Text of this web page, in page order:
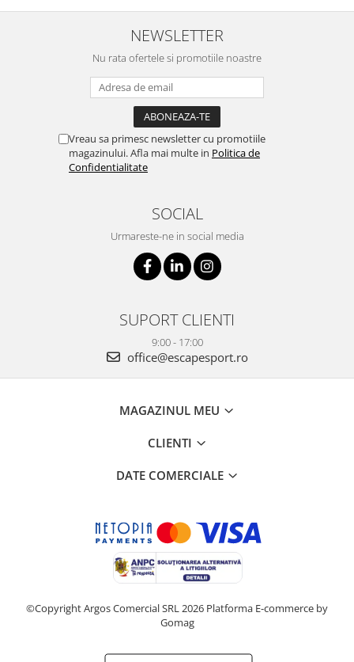
NEWSLETTER
Nu rata ofertele si promotiile noastre
Vreau sa primesc newsletter cu promotiile
magazinului. Afla mai multe in Politica de
Confidentialitate
SOCIAL
Urmareste-ne in social media
SUPORT CLIENTI
9:00 - 17:00
office@escapesport.ro
MAGAZINUL MEU
CLIENTI
DATE COMERCIALE
©Copyright Argos Comercial SRL 2026 Platforma E-commerce by
Gomag